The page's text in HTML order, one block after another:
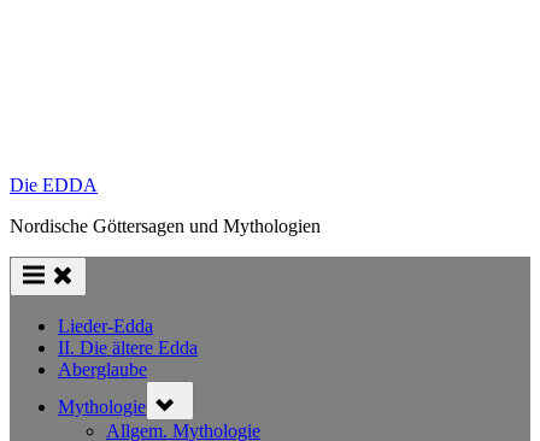
Die EDDA
Nordische Göttersagen und Mythologien
Lieder-Edda
II. Die ältere Edda
Aberglaube
Mythologie sub-
menu
Allgem. Mythologie